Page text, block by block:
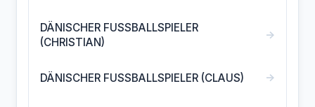
DÄNISCHER FUSSBALLSPIELER
(CHRISTIAN)
→
DÄNISCHER FUSSBALLSPIELER (CLAUS) →